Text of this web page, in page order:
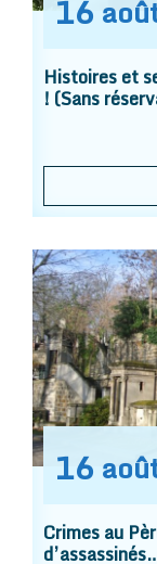
16
Histoires et
! (Sans
16
Crimes au